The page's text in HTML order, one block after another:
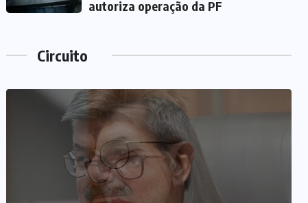
autoriza operação da PF
Circuito